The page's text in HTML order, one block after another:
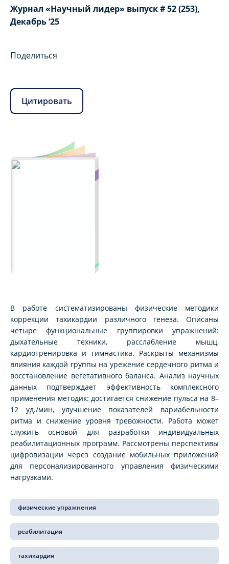
Журнал «Научный лидер» выпуск # 52 (253),
Декабрь ‘25
Поделиться
Цитировать
В работе систематизированы физические методики
коррекции тахикардии различного генеза. Описаны
четыре функциональные группировки упражнений:
дыхательные техники, расслабление мышц,
кардиотренировка и гимнастика. Раскрыты механизмы
влияния каждой группы на урежение сердечного ритма и
восстановление вегетативного баланса. Анализ научных
данных подтверждает эффективность комплексного
применения методик: достигается снижение пульса на 8–
12 уд./мин, улучшение показателей вариабельности
ритма и снижение уровня тревожности. Работа может
служить основой для разработки индивидуальных
реабилитационных программ. Рассмотрены перспективы
цифровизации через создание мобильных приложений
для персонализированного управления физическими
нагрузками.
физические упражнения
реабилитация
тахикардия